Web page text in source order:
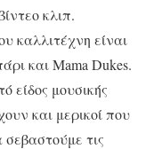
κλιπ.
καλλιτέχνη είναι
και Mama Dukes.
είδος μουσικής
και μερικοί που
τις